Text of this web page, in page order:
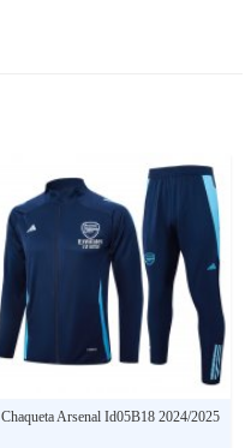
Chaqueta Arsenal Id05B18 2024/2025